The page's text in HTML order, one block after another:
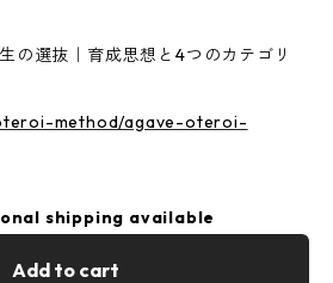
の選抜｜育成思想と4つのカテゴリ
method/agave-oteroi-
shipping available
Add to cart